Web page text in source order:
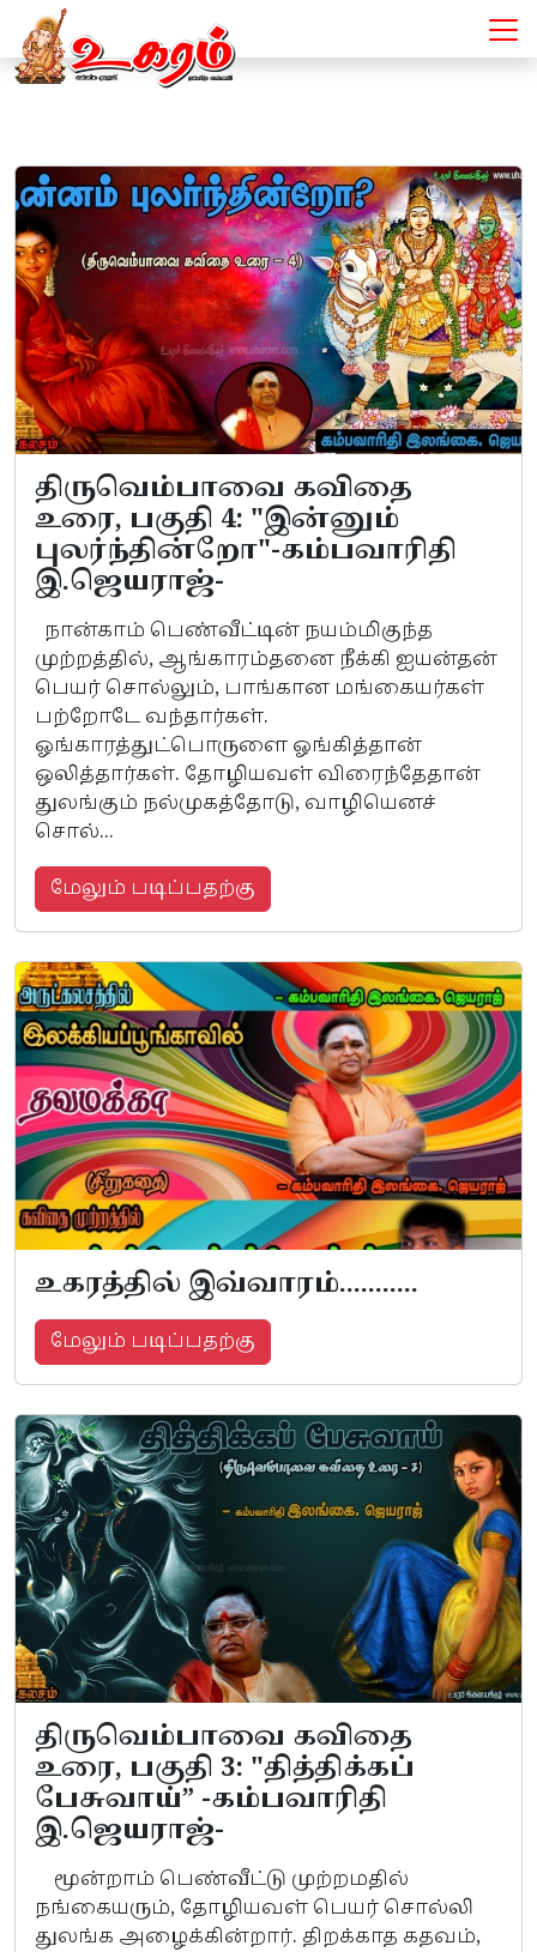
திருவெம்பாவை கவிதை
உரை, பகுதி 4: "இன்னும்
புலர்ந்தின்றோ"-கம்பவாரிதி
இ.ஜெயராஜ்-
நான்காம் பெண்வீட்டின் நயம்மிகுந்த
முற்றத்தில், ஆங்காரம்தனை நீக்கி ஐயன்தன்
பெயர் சொல்லும், பாங்கான மங்கையர்கள்
பற்றோடே வந்தார்கள்.
ஓங்காரத்துட்பொருளை ஓங்கித்தான்
ஒலித்தார்கள். தோழியவள் விரைந்தேதான்
துலங்கும் நல்முகத்தோடு, வாழியெனச்
சொல்...
மேலும் படிப்பதற்கு
உகரத்தில் இவ்வாரம்...........
மேலும் படிப்பதற்கு
திருவெம்பாவை கவிதை
உரை, பகுதி 3: "தித்திக்கப்
பேசுவாய்” -கம்பவாரிதி
இ.ஜெயராஜ்-
மூன்றாம் பெண்வீட்டு முற்றமதில்
நங்கையரும், தோழியவள் பெயர் சொல்லி
துலங்க அழைக்கின்றார். திறக்காத கதவம்,